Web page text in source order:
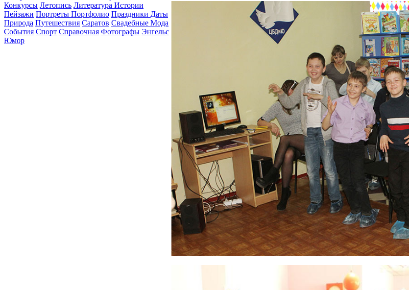
Конкурсы Летопись Литература Истории
Пейзажи Портреты Портфолио Праздники Даты
Природа Путешествия Саратов Свадебные Мода
События Спорт Справочная Фотографы Энгельс
Юмор